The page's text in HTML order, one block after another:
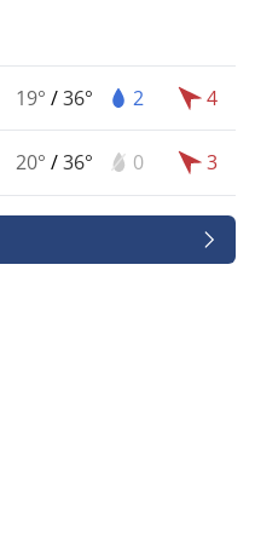
19° /36° 2 4
20° /36° 0 3